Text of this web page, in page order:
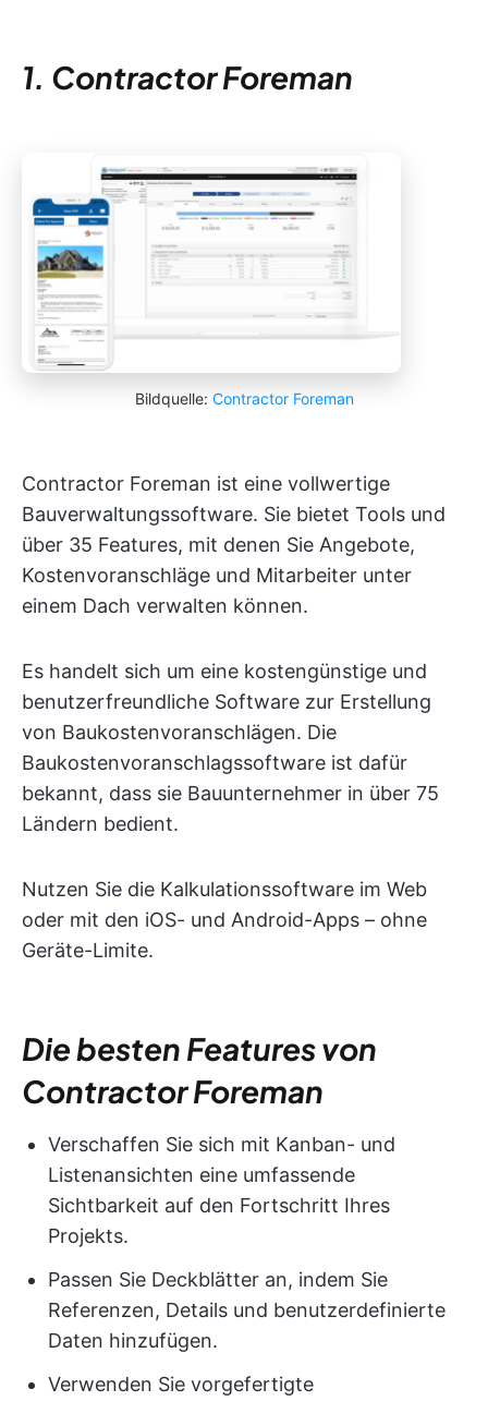
1. Contractor Foreman
Bildquelle: Contractor Foreman
Contractor Foreman ist eine vollwertige
Bauverwaltungssoftware. Sie bietet Tools und
über 35 Features, mit denen Sie Angebote,
Kostenvoranschläge und Mitarbeiter unter
einem Dach verwalten können.
Es handelt sich um eine kostengünstige und
benutzerfreundliche Software zur Erstellung
von Baukostenvoranschlägen. Die
Baukostenvoranschlagssoftware ist dafür
bekannt, dass sie Bauunternehmer in über 75
Ländern bedient.
Nutzen Sie die Kalkulationssoftware im Web
oder mit den iOS- und Android-Apps – ohne
Geräte-Limite.
Die besten Features von
Contractor Foreman
Verschaffen Sie sich mit Kanban- und
Listenansichten eine umfassende
Sichtbarkeit auf den Fortschritt Ihres
Projekts.
Passen Sie Deckblätter an, indem Sie
Referenzen, Details und benutzerdefinierte
Daten hinzufügen.
Verwenden Sie vorgefertigte